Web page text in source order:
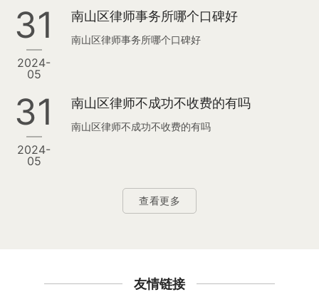
31
2024-
05
南山区律师事务所哪个口碑好
南山区律师事务所哪个口碑好
31
2024-
05
南山区律师不成功不收费的有吗
南山区律师不成功不收费的有吗
查看更多
友情链接